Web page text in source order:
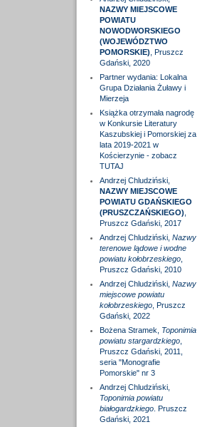
NAZWY MIEJSCOWE
POWIATU
NOWODWORSKIEGO
(WOJEWÓDZTWO
POMORSKIE) , Pruszcz
Gdański, 2020
Partner wydania: Lokalna
Grupa Działania Żuławy i
Mierzeja
Książka otrzymała nagrodę
w Konkursie Literatury
Kaszubskiej i Pomorskiej za
lata 2019-2021 w
Kościerzynie - zobacz
TUTAJ
Andrzej Chludziński,
NAZWY MIEJSCOWE
POWIATU GDAŃSKIEGO
(PRUSZCZAŃSKIEGO)
Pruszcz Gdański, 2017
Andrzej Chludziński, Nazwy
terenowe lądowe i wodne
powiatu kołobrzeskiego,
Pruszcz Gdański, 2010
Andrzej Chludziński, Nazwy
miejscowe powiatu
kołobrzeskiego, Pruszcz
Gdański, 2022
Bożena Stramek,
Toponimia
powiatu stargardzkiego,
Pruszcz Gdański, 2011,
seria "Monografie
Pomorskie" nr 3
Andrzej Chludziński,
Toponimia powiatu
białogardzkiego. Pruszcz
Gdański, 2021